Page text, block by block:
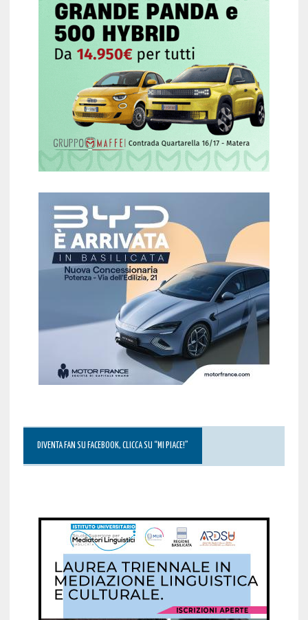
DIVENTA FAN SU FACEBOOK, CLICCA SU “MI PIACE!”